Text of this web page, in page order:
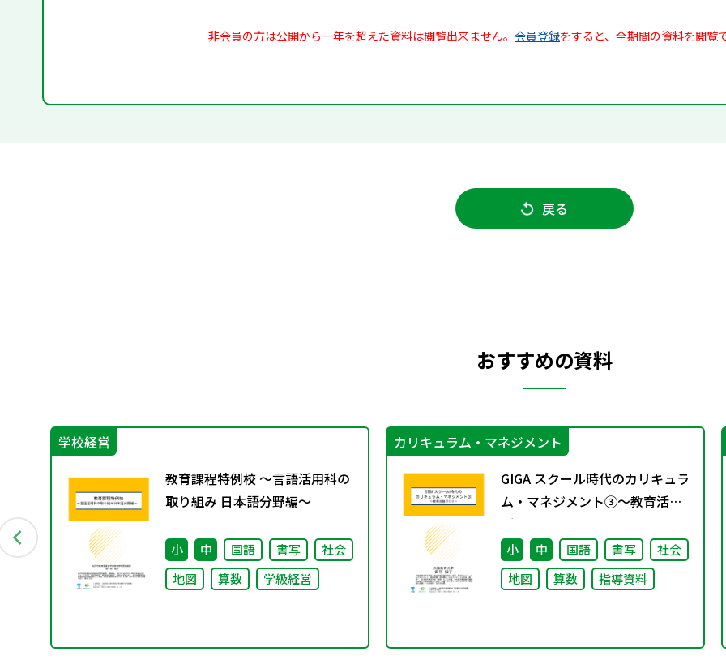
非会員の方は公開から一年を超えた資料は閲覧出来ません。 会員登録をすると、全期間の資料を閲覧
戻る
おすすめの資料
学校経営
教育課程特例校 ～言語活用科の
取り組み 日本語分野編～
小 中 国語 書写
社会
地図
算数 学級経営
カリキュラム・マネジメント
GIGA スクール時代のカリキュラ
ム・マネジメント③〜教育活動
づくり～
小 中 国語 書写
社会
地図
算数 指導資料